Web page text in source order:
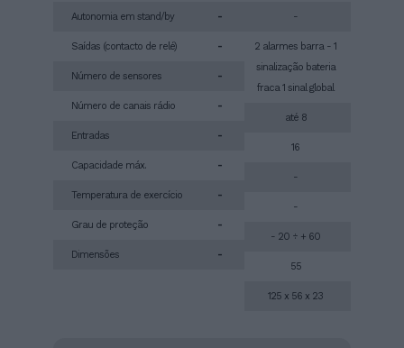
Autonomia em stand/by
Saídas (contacto de relé)
Número de sensores
Número de canais rádio
Entradas
Capacidade máx.
Temperatura de exercício
Grau de proteção
Dimensões
-
-
-
-
-
-
-
-
-
-
2 alarmes barra - 1
sinalização bateria
fraca 1 sinal global
até 8
16
-
-
- 20 ÷ + 60
55
125 x 56 x 23